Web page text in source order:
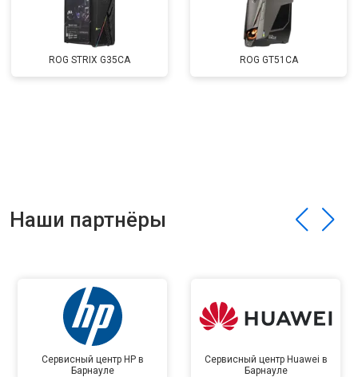
ROG STRIX G35CA ROG GT51CA
Наши партнёры
Сервисный центр HP в
Барнауле
Сервисный центр Huawei в
Барнауле